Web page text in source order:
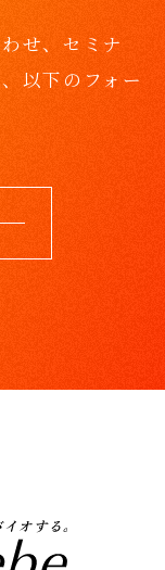
せ、セミナ
以下のフォー